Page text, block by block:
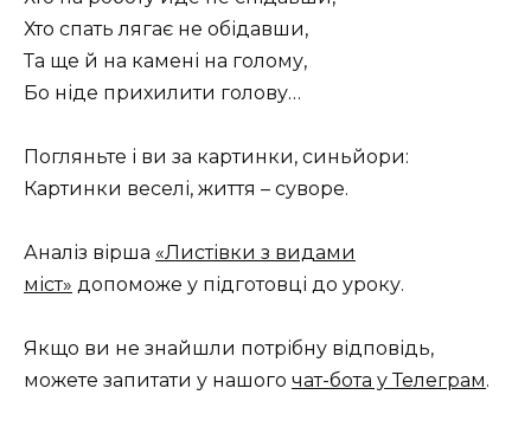
Хто спать лягає не обідавши,
Та ще й на камені на голому,
Бо ніде прихилити голову…
Погляньте і ви за картинки, синьйори:
Картинки веселі, життя – суворе.
Аналіз вірша «Листівки з видами
міст» допоможе у підготовці до уроку.
Якщо ви не знайшли потрібну відповідь,
можете запитати у нашого чат-бота у Телеграм.